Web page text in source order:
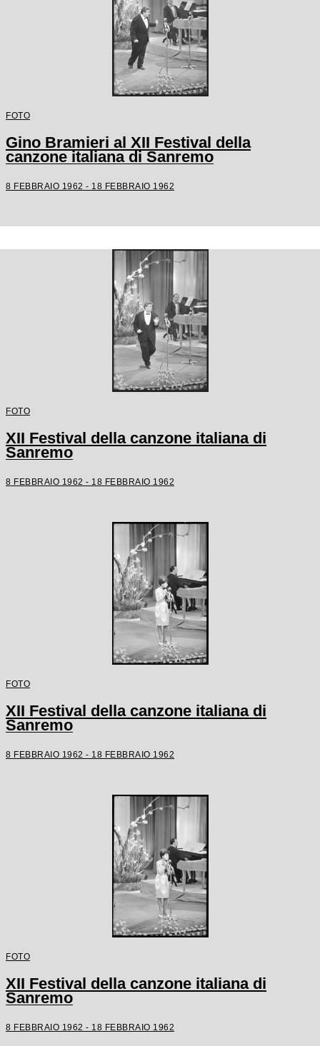
FOTO
Gino Bramieri al XII Festival della
canzone italiana di Sanremo
8 FEBBRAIO 1962 - 18 FEBBRAIO 1962
FOTO
XII Festival della canzone italiana di
Sanremo
8 FEBBRAIO 1962 - 18 FEBBRAIO 1962
FOTO
XII Festival della canzone italiana di
Sanremo
8 FEBBRAIO 1962 - 18 FEBBRAIO 1962
FOTO
XII Festival della canzone italiana di
Sanremo
8 FEBBRAIO 1962 - 18 FEBBRAIO 1962